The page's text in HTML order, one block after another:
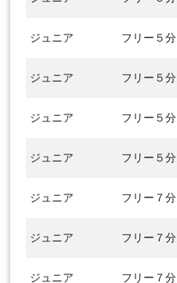
ジュニア フリー５分
ジュニア フリー５分
ジュニア フリー５分
ジュニア フリー５分
ジュニア フリー７分
ジュニア フリー７分
ジュニア フリー７分